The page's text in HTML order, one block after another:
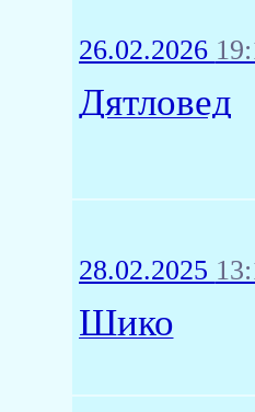
26.02.2026
Дятловед
28.02.2025
Шико